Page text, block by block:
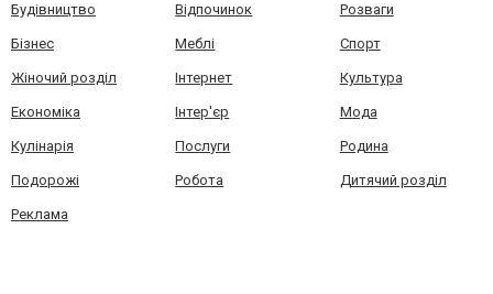
Будівництво Відпочинок Розваги
Бізнес Меблі Спорт
Жіночий розділ Інтернет Культура
Економіка Інтер'єр Мода
Кулінарія Послуги Родина
Подорожі Робота Дитячий розділ
Реклама